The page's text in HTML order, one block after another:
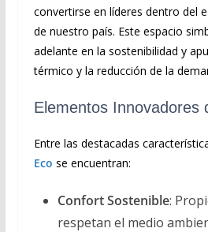
convertirse en líderes dentro del
de nuestro país. Este espacio
adelante en la sostenibilidad y
térmico y la reducción de la
Elementos Innovadores
Entre las destacadas
Eco se encuentran:
Confort Sostenible:
respetan el medio